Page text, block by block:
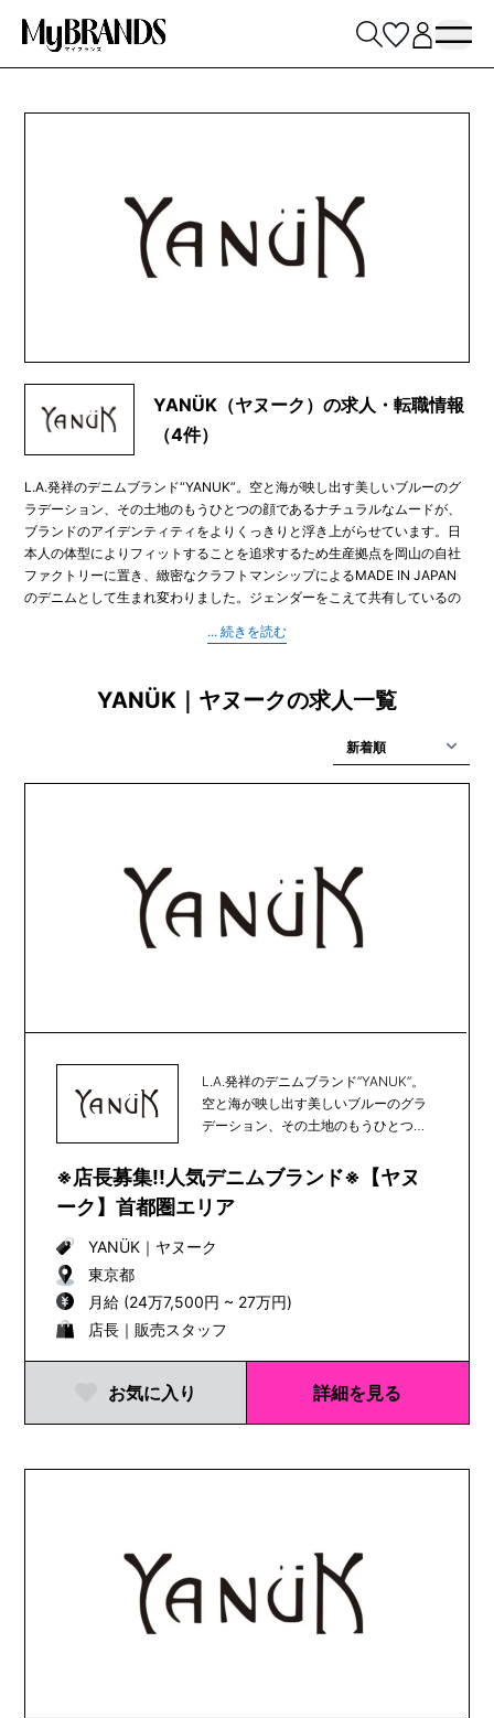
YANÜK（ヤヌーク）の求人・転職情報
（4件）
L.A.発祥のデニムブランド“YANUK”。空と海が映し出す美しいブルーのグ
ラデーション、その土地のもうひとつの顔であるナチュラルなムードが、
ブランドのアイデンティティをよりくっきりと浮き上がらせています。日
本人の体型によりフィットすることを追求するため生産拠点を岡山の自社
ファクトリーに置き、緻密なクラフトマンシップによるMADE IN JAPAN
のデニムとして生まれ変わりました。ジェンダーをこえて共有しているの
ットの美しさです。時代によってトレンドは変わっても、ファッションを
YANÜK｜ヤヌークの求人一覧
L.A.発祥のデニムブランド“YANUK”。
空と海が映し出す美しいブルーのグラ
デーション、その土地のもうひとつの
※店長募集!!人気デニムブランド※【ヤヌ
ーク】首都圏エリア
YANÜK｜ ヤヌーク
東京都
月給 (24万7,500円 ~ 27万円)
店長｜販売スタッフ
お気に入り 詳細を見る